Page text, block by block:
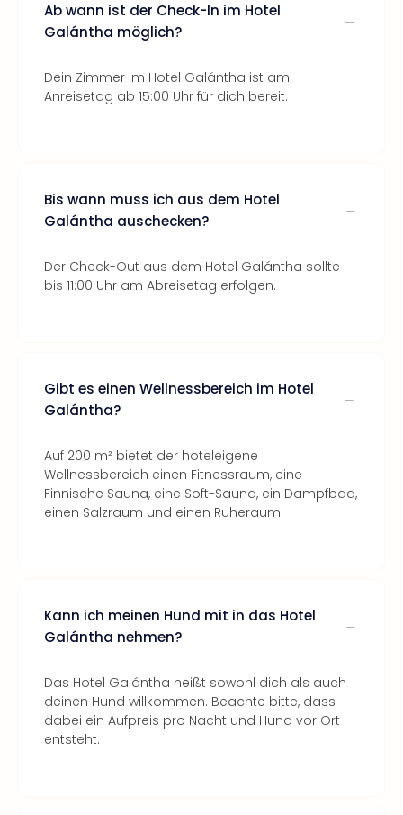
Ab wann ist der Check-In im Hotel
Galántha möglich?
Dein Zimmer im Hotel Galántha ist am
Anreisetag ab 15:00 Uhr für dich bereit.
Bis wann muss ich aus dem Hotel
Galántha auschecken?
Der Check-Out aus dem Hotel Galántha sollte
bis 11:00 Uhr am Abreisetag erfolgen.
Gibt es einen Wellnessbereich im Hotel
Galántha?
Auf 200 m² bietet der hoteleigene
Wellnessbereich einen Fitnessraum, eine
Finnische Sauna, eine Soft-Sauna, ein Dampfbad,
einen Salzraum und einen Ruheraum.
Kann ich meinen Hund mit in das Hotel
Galántha nehmen?
Das Hotel Galántha heißt sowohl dich als auch
deinen Hund willkommen. Beachte bitte, dass
dabei ein Aufpreis pro Nacht und Hund vor Ort
entsteht.